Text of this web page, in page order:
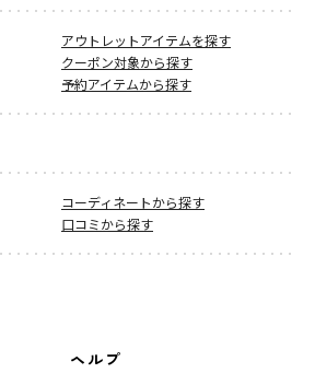
アウトレットアイテムを探す
クーポン対象から探す
予約アイテムから探す
コーディネートから探す
口コミから探す
ヘルプ